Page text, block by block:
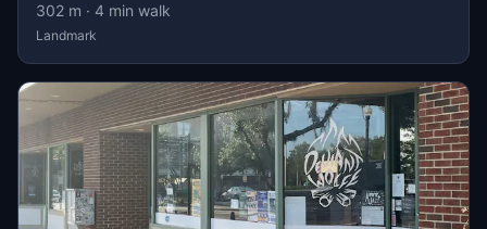
302 m · 4 min walk
Landmark